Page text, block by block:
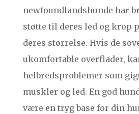
newfoundlandshunde har
støtte til deres led og krop
deres størrelse. Hvis de
ukomfortable overflader,
helbredsproblemer som
muskler og led. En god
være en tryg base for din